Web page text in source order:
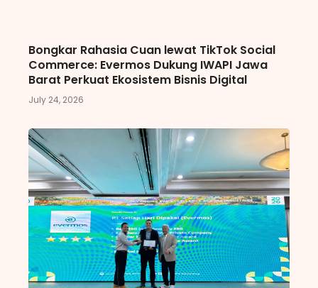
Bongkar Rahasia Cuan lewat TikTok Social
Commerce: Evermos Dukung IWAPI Jawa
Barat Perkuat Ekosistem Bisnis Digital
July 24, 2026